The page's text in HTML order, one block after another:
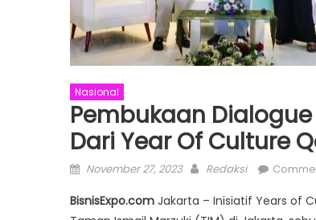
Nasional
Pembukaan
Dari Year Of Culture
Posted
November 27, 2023 Author
Redaksi
BisnisExpo.com Jakarta – Inisiatif Years of